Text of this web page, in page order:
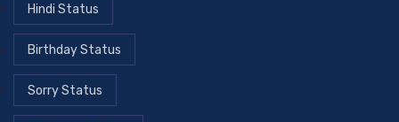
Hindi Status
Birthday Status
Sorry Status